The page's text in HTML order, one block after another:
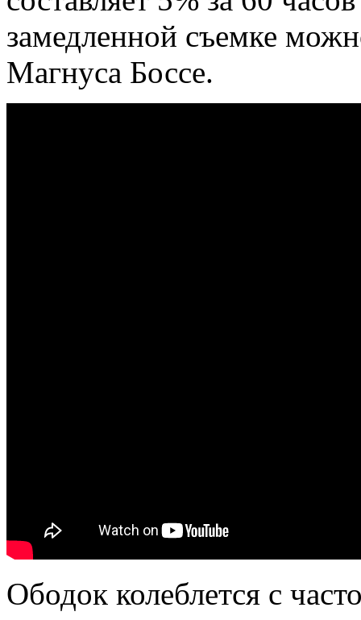
замедленной съемке
Магнуса Боссе.
Ободок колеблется с